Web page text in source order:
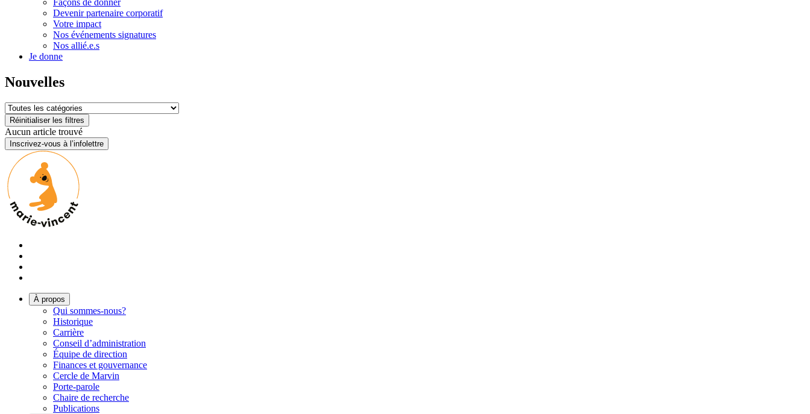
Façons de donner
Devenir partenaire corporatif
Votre impact
Nos événements signatures
Nos allié.e.s
Je donne
Nouvelles
Réinitialiser les filtres
Aucun article trouvé
Inscrivez-vous à l’infolettre
À propos
Qui sommes-nous?
Historique
Carrière
Conseil d’administration
Équipe de direction
Finances et gouvernance
Cercle de Marvin
Porte-parole
Chaire de recherche
Publications